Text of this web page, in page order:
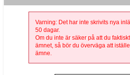
Varning: Det har inte skrivits nya
50 dagar.
Om du inte är säker på att du
ämnet, så bör du överväga att
ämne.